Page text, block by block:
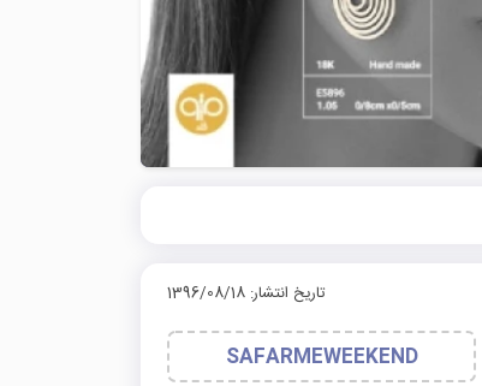
تاریخ انتشار: 1396/08/18
SAFARMEWEEKEND